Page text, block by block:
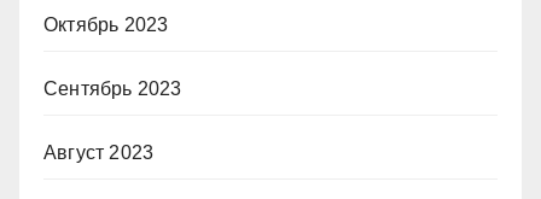
Октябрь 2023
Сентябрь 2023
Август 2023